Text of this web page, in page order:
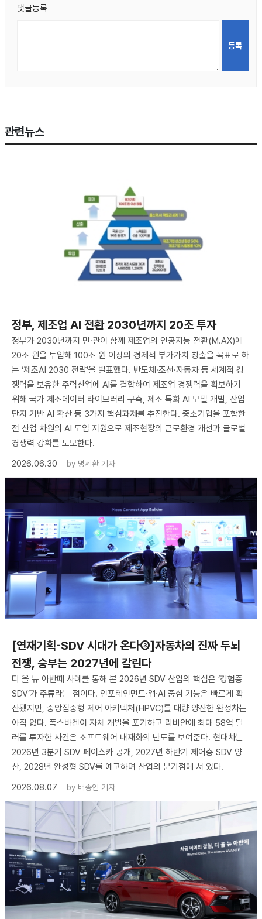
댓글등록
관련뉴스
정부, 제조업 AI 전환 2030년까지 20조 투자
정부가 2030년까지 민·관이 함께 제조업의 인공지능 전환(M.AX)에
20조 원을 투입해 100조 원 이상의 경제적 부가가치 창출을 목표로 하
는 ‘제조AI 2030 전략’을 발표했다. 반도체·조선·자동차 등 세계적 경
쟁력을 보유한 주력산업에 AI를 결합하여 제조업 경쟁력을 확보하기
위해 국가 제조데이터 라이브러리 구축, 제조 특화 AI 모델 개발, 산업
단지 기반 AI 확산 등 3가지 핵심과제를 추진한다. 중소기업을 포함한
전 산업 차원의 AI 도입 지원으로 제조현장의 근로환경 개선과 글로벌
경쟁력 강화를 도모한다.
2026.06.30
by 명세환 기자
[연재기획-SDV 시대가 온다③]자동차의 진짜 두뇌
전쟁, 승부는 2027년에 갈린다
디 올 뉴 아반떼 사례를 통해 본 2026년 SDV 산업의 핵심은 ‘경험층
SDV’가 주류라는 점이다. 인포테인먼트·앱·AI 중심 기능은 빠르게 확
산됐지만, 중앙집중형 제어 아키텍처(HPVC)를 대량 양산한 완성차는
아직 없다. 폭스바겐이 자체 개발을 포기하고 리비안에 최대 58억 달
러를 투자한 사건은 소프트웨어 내재화의 난도를 보여준다. 현대차는
2026년 3분기 SDV 페이스카 공개, 2027년 하반기 제어층 SDV 양
산, 2028년 완성형 SDV를 예고하며 산업의 분기점에 서 있다.
2026.08.07
by 배종인 기자